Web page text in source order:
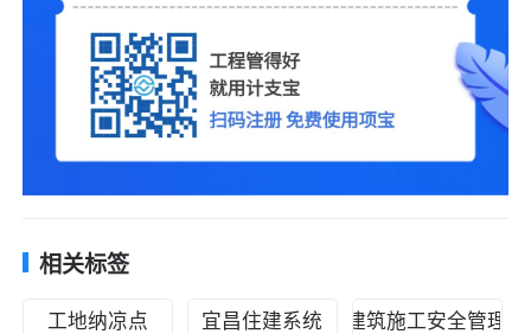
相关标签
工地纳凉点 宜昌住建系统 建筑施工安全管理